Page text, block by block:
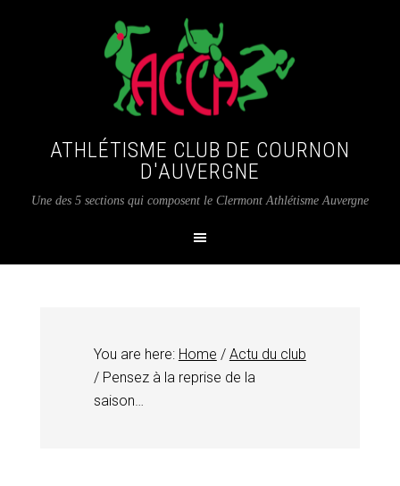
ATHLÉTISME CLUB DE COURNON
D'AUVERGNE
Une des 5 sections qui composent le Clermont Athlétisme Auvergne
You are here: Home / Actu du club
/Pensez à la reprise de la
saison…